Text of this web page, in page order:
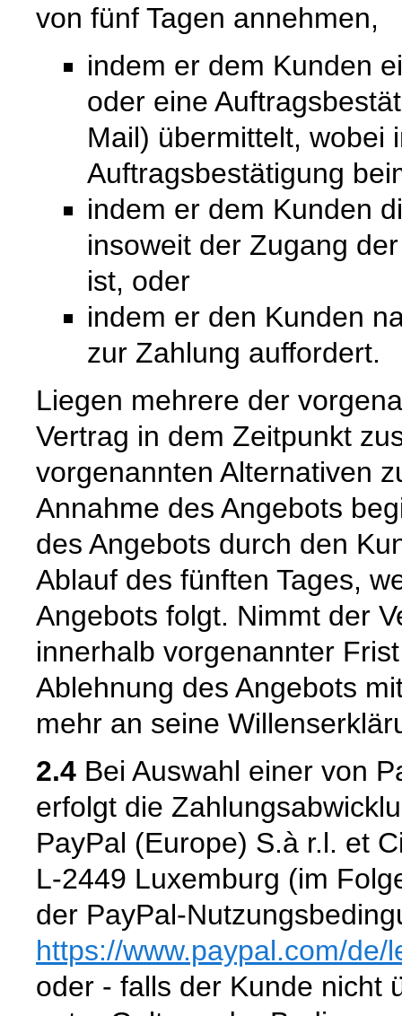
von fünf Tagen annehmen,
indem er dem Kunden
oder eine
Mail) übermittelt, wobei
Auftragsbestätigung
indem er dem Kunden
insoweit der Zugang
ist, oder
indem er den Kunden
zur Zahlung auffordert.
Liegen mehrere der
Vertrag in dem Zeitpunkt
vorgenannten Alternativen
Annahme des Angebots
des Angebots durch den
Ablauf des fünften Tages,
Angebots folgt. Nimmt der
innerhalb vorgenannter
Ablehnung des Angebots
mehr an seine
2.4 Bei Auswahl einer von
erfolgt die
PayPal (Europe) S.à r.l. et
L-2449 Luxemburg (im
der PayPal-
https://www.paypal.com/de/
oder - falls der Kunde nicht